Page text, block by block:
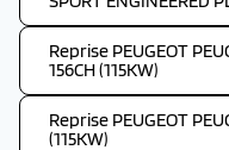
Reprise PEUGEOT
156CH (115KW)
Reprise PEUGEOT
(115KW)